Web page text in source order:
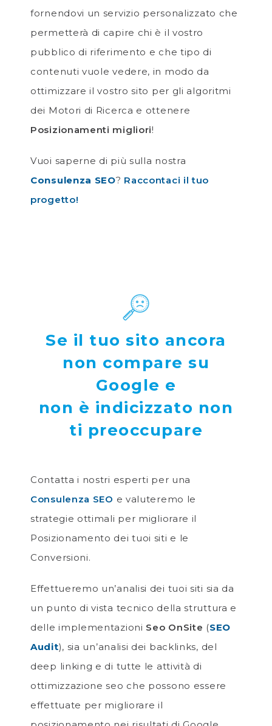
fornendovi un servizio personalizzato che
permetterà di capire chi è il vostro
pubblico di riferimento e che tipo di
contenuti vuole vedere, in modo da
ottimizzare il vostro sito per gli algoritmi
dei Motori di Ricerca e ottenere
Posizionamenti migliori!
Vuoi saperne di più sulla nostra
Consulenza SEO? Raccontaci il tuo
progetto!
Se il tuo sito ancora
non compare su
Google e
non è indicizzato non
ti preoccupare
Contatta i nostri esperti per una
Consulenza SEO e valuteremo le
strategie ottimali per migliorare il
Posizionamento dei tuoi siti e le
Conversioni.
Effettueremo un’analisi dei tuoi siti sia da
un punto di vista tecnico della struttura e
delle implementazioni Seo OnSite (SEO
Audit), sia un’analisi dei backlinks, del
deep linking e di tutte le attività di
ottimizzazione seo che possono essere
effettuate per migliorare il